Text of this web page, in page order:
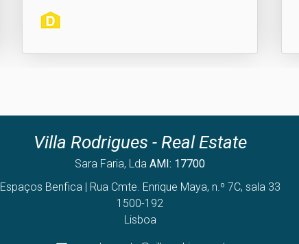
Villa Rodrigues - Real Estate
Sara Faria, Lda AMI: 17700
Espaços Benfica | Rua Cmte. Enrique Maya, n.º 7C, sala 33
1500-192
Lisboa